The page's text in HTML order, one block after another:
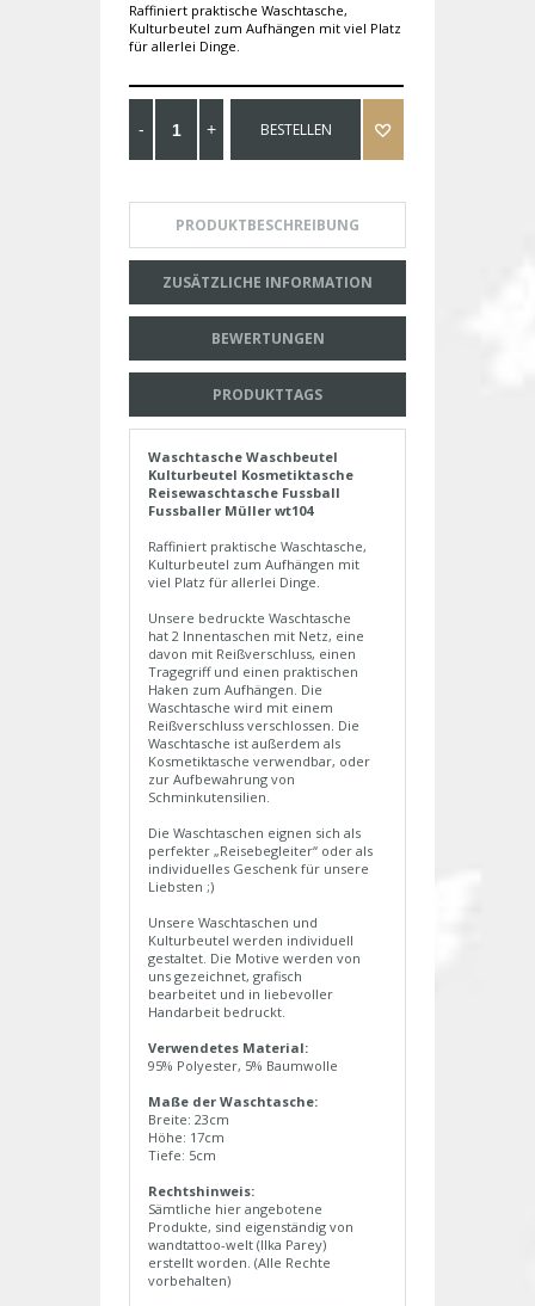
Raffiniert praktische Waschtasche,
Kulturbeutel zum Aufhängen mit viel Platz
für allerlei Dinge.
BESTELLEN
PRODUKTBESCHREIBUNG
ZUSÄTZLICHE INFORMATION
BEWERTUNGEN
PRODUKTTAGS
Waschtasche Waschbeutel
Kulturbeutel Kosmetiktasche
Reisewaschtasche Fussball
Fussballer Müller wt104
Raffiniert praktische Waschtasche,
Kulturbeutel zum Aufhängen mit
viel Platz für allerlei Dinge.
Unsere bedruckte Waschtasche
hat 2 Innentaschen mit Netz, eine
davon mit Reißverschluss, einen
Tragegriff und einen praktischen
Haken zum Aufhängen. Die
Waschtasche wird mit einem
Reißverschluss verschlossen. Die
Waschtasche ist außerdem als
Kosmetiktasche verwendbar, oder
zur Aufbewahrung von
Schminkutensilien.
Die Waschtaschen eignen sich als
perfekter „Reisebegleiter“ oder als
individuelles Geschenk für unsere
Liebsten ;)
Unsere Waschtaschen und
Kulturbeutel werden individuell
gestaltet. Die Motive werden von
uns gezeichnet, grafisch
bearbeitet und in liebevoller
Handarbeit bedruckt.
Verwendetes Material:
95% Polyester, 5% Baumwolle
Maße der Waschtasche:
Breite: 23cm
Höhe: 17cm
Tiefe: 5cm
Rechtshinweis:
Sämtliche hier angebotene
Produkte, sind eigenständig von
wandtattoo-welt (Ilka Parey)
erstellt worden. (Alle Rechte
vorbehalten)